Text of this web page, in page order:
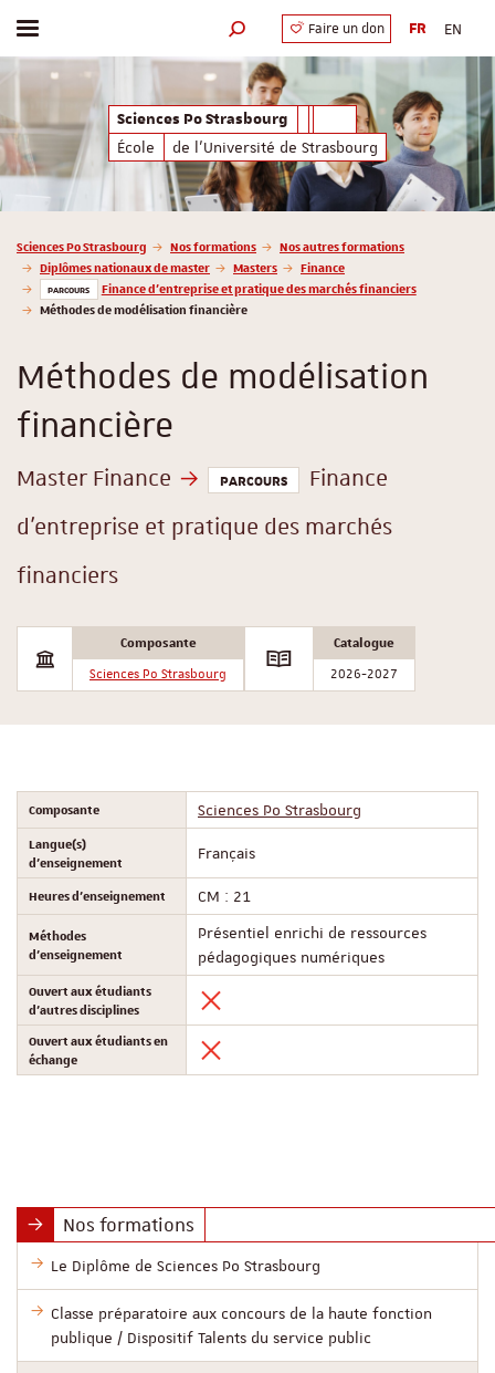
Sciences Po Strasbourg
École
de l'Université de Strasbourg
Afficher / masquer le menu Moteur de recherche
Faire un don FR EN
Vous êtes ici :
Sciences Po Strasbourg Nos formations
Nos autres formations
Diplômes nationaux de master
Masters Finance
PARCOURS
Finance d'entreprise et pratique des marchés financiers
Méthodes de modélisation financière
Méthodes de modélisation
financière
Master Finance PARCOURS
Finance
d'entreprise et pratique des marchés
financiers
Composante
Sciences Po Strasbourg
Catalogue
2026-2027
Composante Sciences Po Strasbourg
Langue(s)
d'enseignement
Français
Heures d'enseignement CM : 21
Méthodes
d'enseignement
Présentiel enrichi de ressources
pédagogiques numériques
Ouvert aux étudiants
d'autres disciplines
Ouvert aux étudiants en
échange
Nos formations
Le Diplôme de Sciences Po Strasbourg
Classe préparatoire aux concours de la haute fonction
publique / Dispositif Talents du service public